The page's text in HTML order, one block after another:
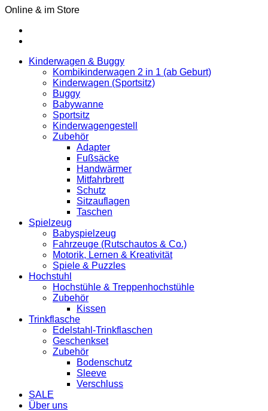
Online & im Store
Kinderwagen & Buggy
Kombikinderwagen 2 in 1 (ab Geburt)
Kinderwagen (Sportsitz)
Buggy
Babywanne
Sportsitz
Kinderwagengestell
Zubehör
Adapter
Fußsäcke
Handwärmer
Mitfahrbrett
Schutz
Sitzauflagen
Taschen
Spielzeug
Babyspielzeug
Fahrzeuge (Rutschautos & Co.)
Motorik, Lernen & Kreativität
Spiele & Puzzles
Hochstuhl
Hochstühle & Treppenhochstühle
Zubehör
Kissen
Trinkflasche
Edelstahl-Trinkflaschen
Geschenkset
Zubehör
Bodenschutz
Sleeve
Verschluss
SALE
Über uns